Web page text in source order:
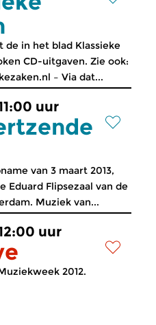
de in het blad Klassieke
CD-uitgaven. Zie ook:
– Via dat...
uur
van 3 maart 2013,
Eduard Flipsezaal van de
Muziek van...
uur
2012.